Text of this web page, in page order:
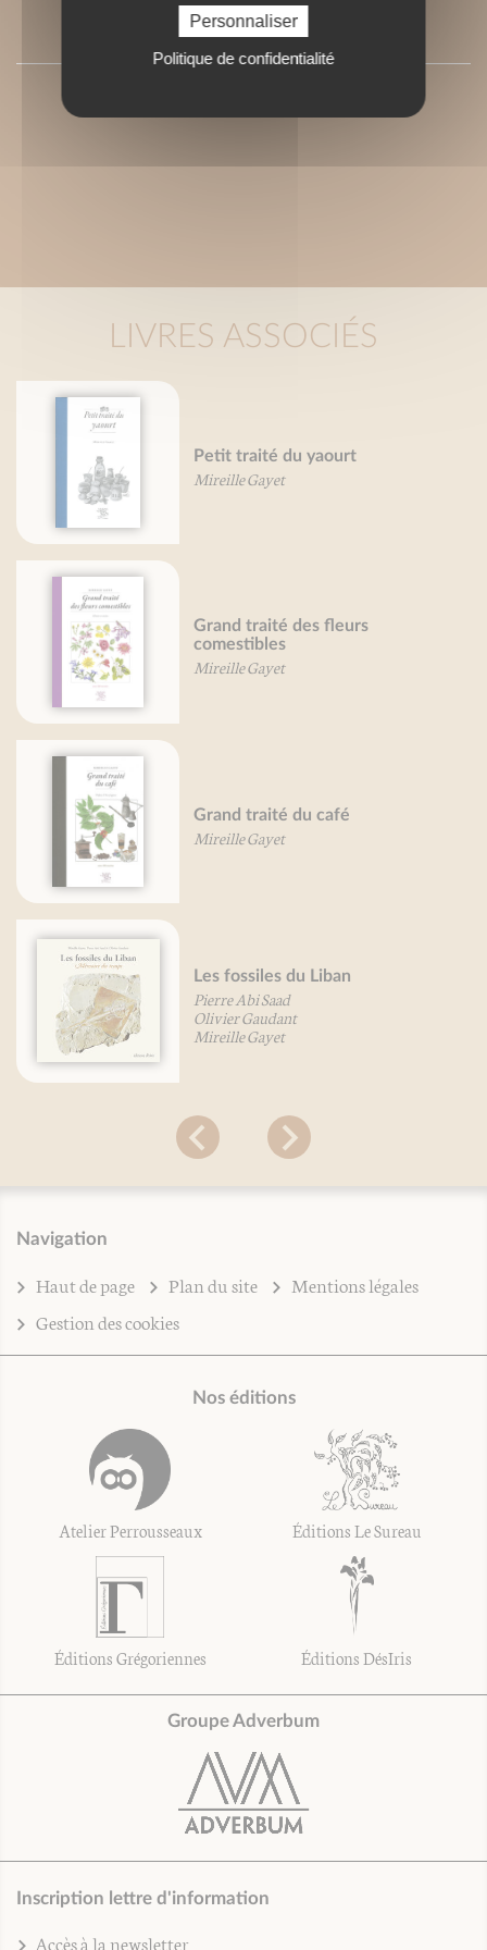
PRESSE
LIVRES ASSOCIÉS
Petit traité du yaourt
Mireille Gayet
Grand traité des fleurs
comestibles
Mireille Gayet
Grand traité du café
Mireille Gayet
Les fossiles du Liban
Pierre Abi Saad
Olivier Gaudant
Mireille Gayet
Navigation
Haut de page Plan du site
Mentions légales
Gestion des cookies
Nos éditions
Atelier Perrousseaux Éditions Le Sureau
Éditions Grégoriennes Éditions DésIris
Groupe Adverbum
Inscription lettre d'information
Accès à la newsletter
Personnaliser
Politique de confidentialité